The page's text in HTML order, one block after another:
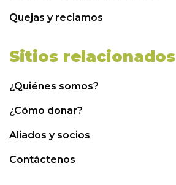
Quejas y reclamos
Sitios relacionados
¿Quiénes somos?
¿Cómo donar?
Aliados y socios
Contáctenos